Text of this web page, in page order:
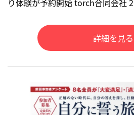
り体験が予約開始 torch合同会
詳細を見る